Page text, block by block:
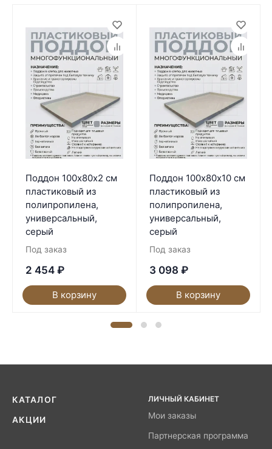
Поддон 100х80х2 см
пластиковый из
полипропилена,
универсальный,
серый
Под заказ
2 454 ₽
В корзину
Поддон 100х80х10 см
пластиковый из
полипропилена,
универсальный,
серый
Под заказ
3 098 ₽
В корзину
КАТАЛОГ
АКЦИИ
ЛИЧНЫЙ КАБИНЕТ
Мои заказы
Партнерская программа